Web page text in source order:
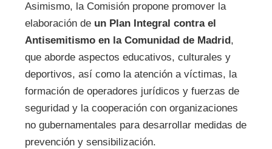
Asimismo, la Comisión propone promover la
elaboración de un Plan Integral contra el
Antisemitismo en la Comunidad de Madrid ,
que aborde aspectos educativos, culturales y
deportivos, así como la atención a víctimas, la
formación de operadores jurídicos y fuerzas de
seguridad y la cooperación con organizaciones
no gubernamentales para desarrollar medidas de
prevención y sensibilización.